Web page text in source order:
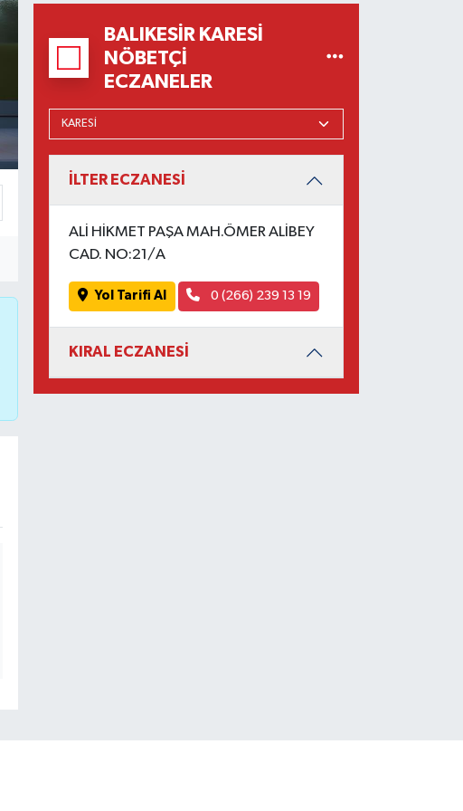
BALIKESIR KARESI
NÖBETÇI
ECZANELER
İLTER ECZANESİ
ALİ HİKMET PAŞA MAH.ÖMER ALİBEY
CAD. NO:21/A
Yol Tarifi Al 0 (266) 239 13 19
KIRAL ECZANESİ